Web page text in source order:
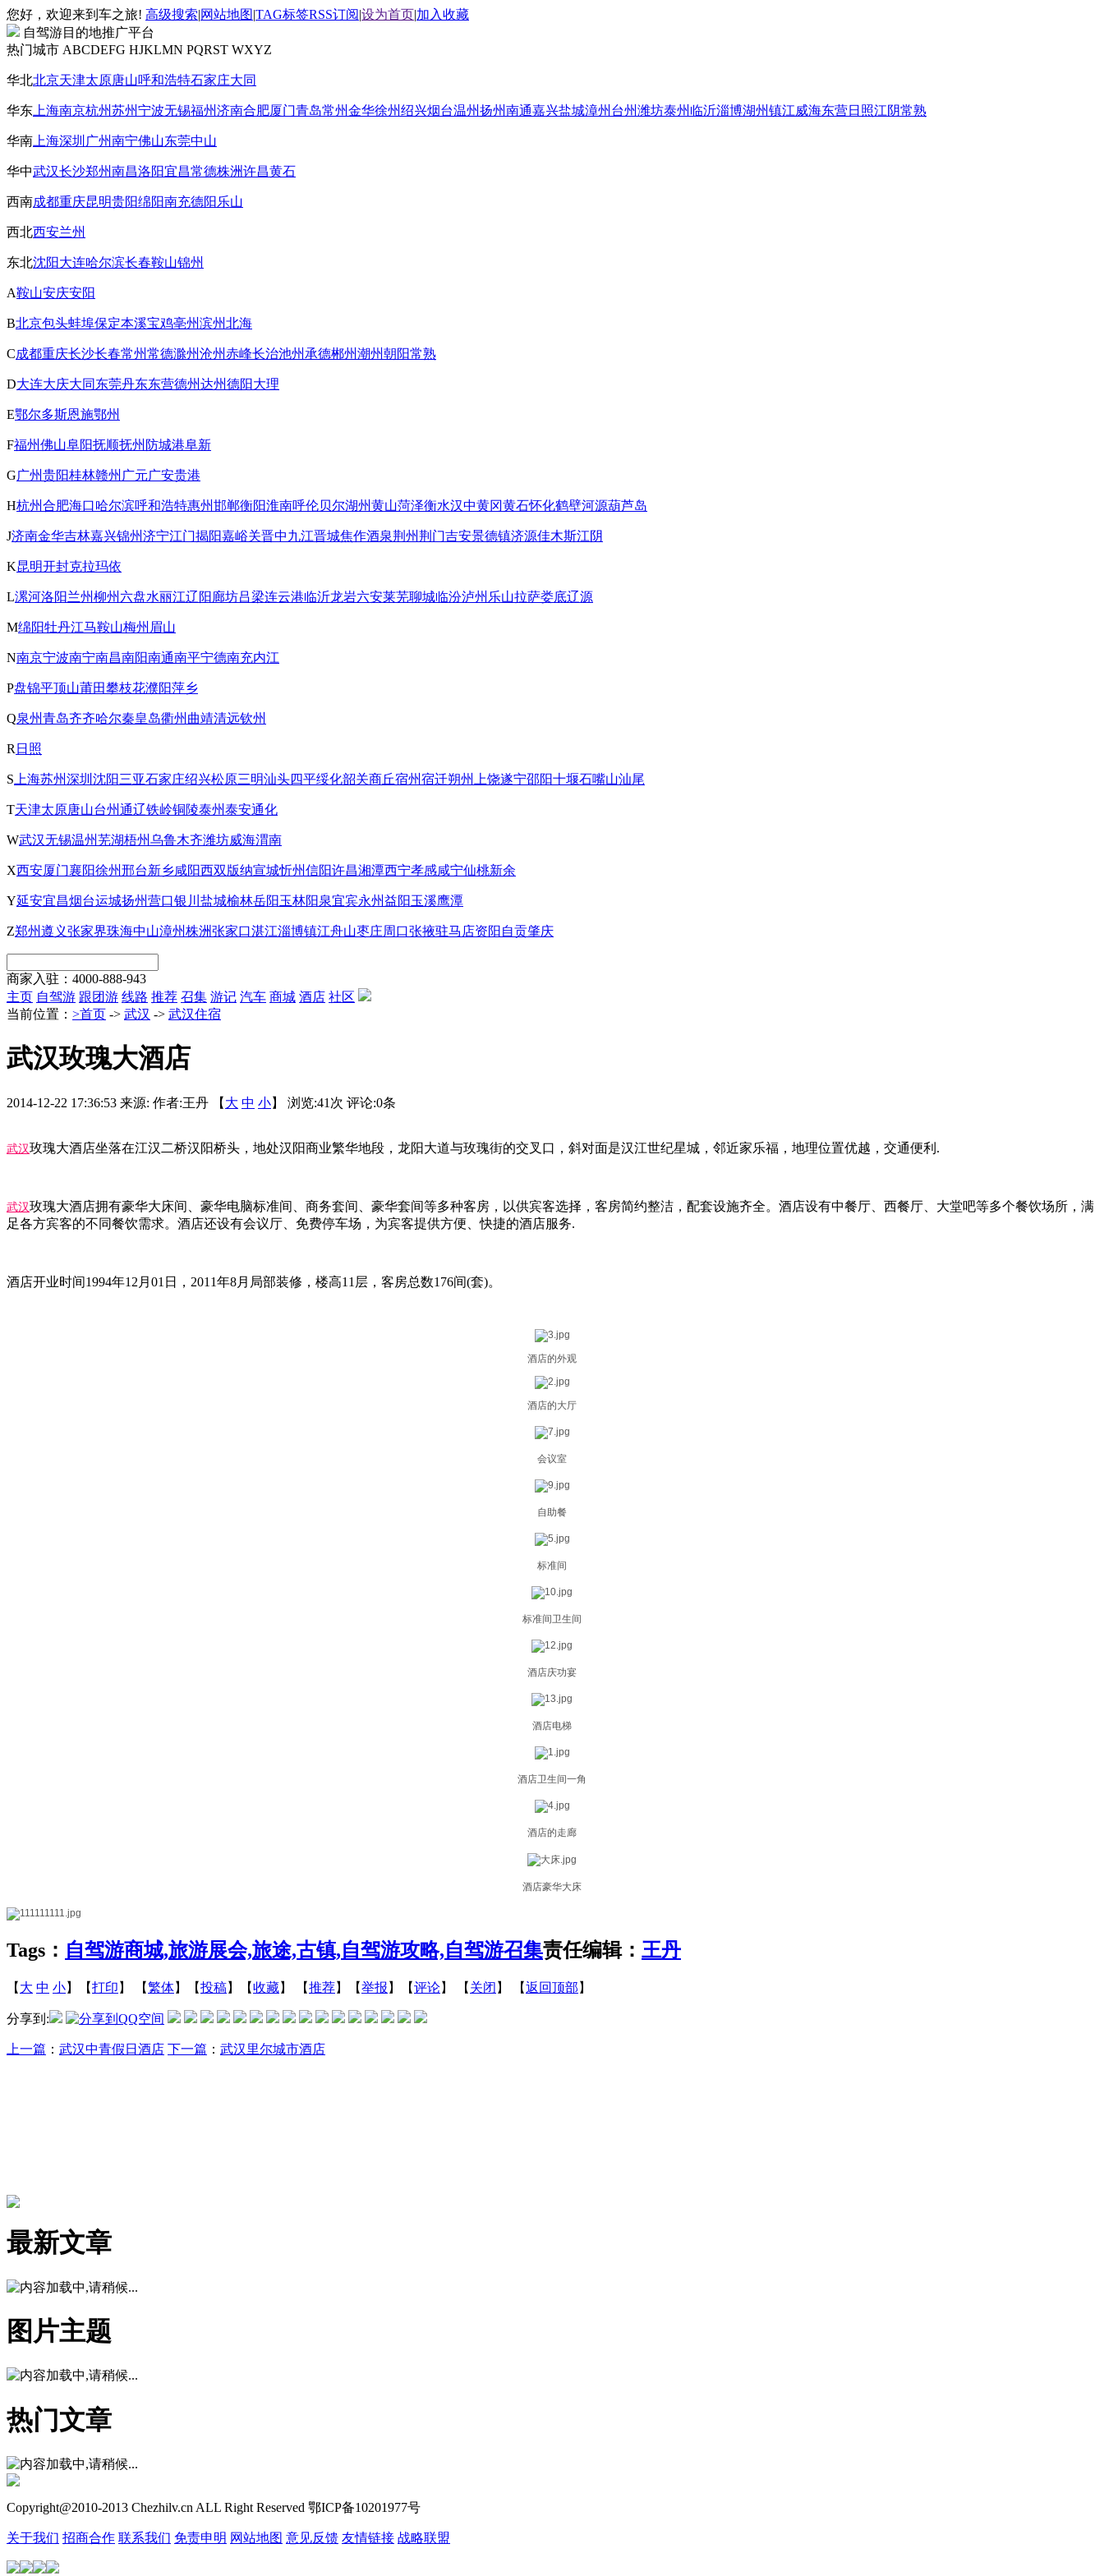
您好，欢迎来到车之旅! 高级搜索|网站地图|TAG标签RSS订阅|设为首页|加入收藏
自驾游目的地推广平台
热门城市 ABCDEFG HJKLMN PQRST WXYZ
华北北京天津太原唐山呼和浩特石家庄大同
华东 上海南京杭州苏州宁波无锡福州济南合肥厦门青岛常州金华徐州绍兴烟台温州扬州南通嘉兴盐城漳州 台州潍坊泰州 临沂淄博湖州镇江威海东营日照江阴常熟
华南 上海深圳 广州南宁佛山东莞中山
华中武汉长沙郑州南昌洛阳宜昌常德株洲许昌黄石
西南成都重庆昆明贵阳绵阳南充德阳 乐山
西北西安兰州
东北沈阳大连哈尔滨长春鞍山锦州
A鞍山安庆安阳
B北京包头蚌埠保定本溪宝鸡亳州滨州北海
C成都重庆长沙长春常州常德滁州沧州赤峰长治池州 承德郴州潮州朝阳常熟
D大连大庆大同 东莞丹东东营德州达州德阳大理
E鄂尔多斯恩施鄂州
F福州佛山阜阳抚顺抚州 防城港阜新
G广州贵阳桂林赣州 广元广安贵港
H杭州合肥海口哈尔滨呼和浩特惠州邯郸衡阳淮南呼伦贝尔湖州黄山菏泽衡水汉中黄冈黄石怀化鹤壁河源葫芦岛
J济南金华吉林嘉兴锦州济宁江门揭阳嘉峪关晋中九江晋城焦作酒泉荆州荆门吉安景德镇济源佳木斯江阴
K昆明开封克拉玛依
L漯河洛阳兰州柳州 六盘水丽江辽阳廊坊吕梁连云港临沂龙岩六安莱芜聊城临汾泸州 乐山拉萨娄底辽源
M绵阳牡丹江马鞍山梅州 眉山
N南京宁波南宁南昌南阳南通南平宁德南充内江
P盘锦平顶山莆田攀枝花濮阳萍乡
Q泉州青岛齐齐哈尔秦皇岛衢州 曲靖清远钦州
R 日照
S 上海苏州深圳 沈阳三亚石家庄绍兴松原三明汕头四平绥化韶关商丘宿州宿迁朔州 上饶遂宁邵阳十堰石嘴山汕尾
T天津太原唐山台州通辽铁岭铜陵泰州泰安通化
W武汉无锡温州芜湖梧州乌鲁木齐潍坊威海渭南
X西安厦门襄阳徐州邢台新乡咸阳西双版纳宣城忻州信阳许昌湘潭西宁孝感咸宁仙桃新余
Y延安宜昌烟台运城扬州营口银川 盐城榆林岳阳玉林阳泉宜宾永州益阳玉溪鹰潭
Z郑州遵义张家界珠海中山漳州株洲张家口湛江淄博镇江舟山枣庄周口张掖驻马店资阳 自贡肇庆
商家入驻： 4000-888-943
主页 自驾游 跟团游 线路 推荐 召集 游记 汽车 商城 酒店 社区
当前位置： >首页 -> 武汉 -> 武汉住宿
武汉玫瑰大酒店
2014-12-22 17:36:53 来源: 作者:王丹 【 大 中 小】 浏览:41 次 评论:0条
武汉玫瑰大酒店坐落在江汉二桥汉阳桥头，地处汉阳商业繁华地段，龙阳大道与玫瑰街的交叉口，斜对面是汉江世纪星城，邻近家乐福，地理位置优越，交通便利.
武汉玫瑰大酒店拥有豪华大床间、豪华电脑标准间、商务套间、豪华套间等多种客房，以供宾客选择，客房简约整洁，配套设施齐全。酒店设有中餐厅、西餐厅、大堂吧等多个餐饮场所，满
足各方宾客的不同餐饮需求。酒店还设有会议厅、免费停车场，为宾客提供方便、快捷的酒店服务.
酒店开业时间1994年12月01日，2011年8月局部装修，楼高11层，客房总数176间(套)。
酒店的外观
酒店的大厅
会议室
自助餐
标准间
标准间卫生间
酒店庆功宴
酒店电梯
酒店卫生间一角
酒店的走廊
酒店豪华大床
Tags： 自驾游商城,旅游展会,旅途,古镇,自驾游攻略,自驾游召集责任编辑： 王丹
【 大 中 小】【打印 】 【繁体】【投稿】【收藏】 【推荐】【举报 】【评论】 【 关闭 】 【返回顶部 】
分享到:
上一篇 ： 武汉中青假日酒店 下一篇 ： 武汉里尔城市酒店
最新文章
图片主题
热门文章
Copyright@2010-2013 Chezhilv.cn ALL Right Reserved 鄂ICP备10201977号
关于我们 招商合作 联系我们 免责申明 网站地图 意见反馈 友情链接 战略联盟